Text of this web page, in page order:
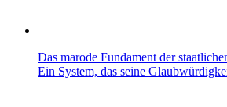
Das marode Fundament der
Ein System, das seine